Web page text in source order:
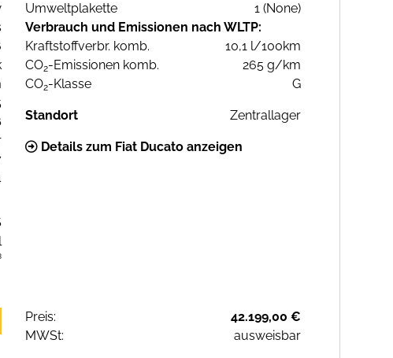
Umweltplakette
1 (None)
Verbrauch und Emissionen nach WLTP:
Kraftstoffverbr. komb.
10,1 l/100km
CO2-Emissionen komb.
265 g/km
CO2-Klasse G
Standort Zentrallager
Details zum Fiat Ducato anzeigen
Preis:
42.199,00 €
MWSt:
ausweisbar